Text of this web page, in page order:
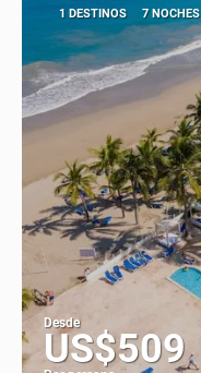
1 DESTINOS 7 NOCHES
Desde
US$509